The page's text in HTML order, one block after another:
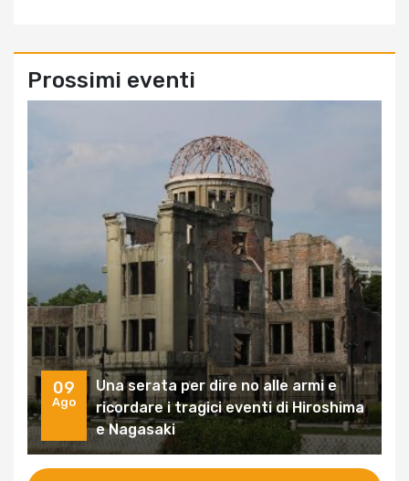
Prossimi eventi
09
Ago
Una serata per dire no alle armi e
ricordare i tragici eventi di Hiroshima
e Nagasaki